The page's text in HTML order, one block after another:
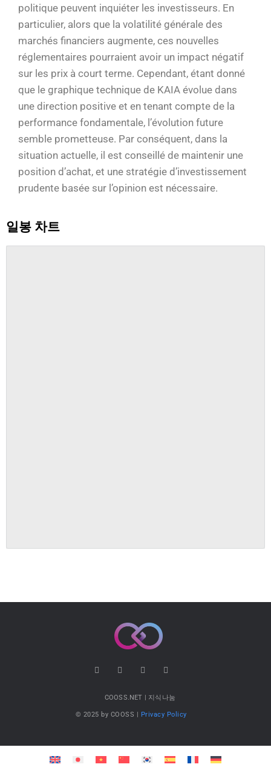
politique peuvent inquiéter les investisseurs. En
particulier, alors que la volatilité générale des
marchés financiers augmente, ces nouvelles
réglementaires pourraient avoir un impact négatif
sur les prix à court terme. Cependant, étant donné
que le graphique technique de KAIA évolue dans
une direction positive et en tenant compte de la
performance fondamentale, l’évolution future
semble prometteuse. Par conséquent, dans la
situation actuelle, il est conseillé de maintenir une
position d’achat, et une stratégie d’investissement
prudente basée sur l’opinion est nécessaire.
일봉 차트
COOSS.NET | 지식나눔
© 2025 by COOSS | Privacy Policy